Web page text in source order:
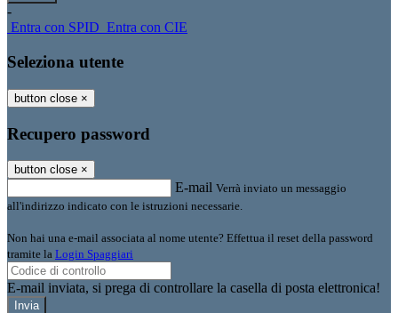
-
Entra con SPID Entra con CIE
Seleziona utente
button close ×
Recupero password
button close ×
E-mail Verrà inviato un messaggio
all'indirizzo indicato con le istruzioni necessarie.
Non hai una e-mail associata al nome utente? Effettua il reset della password
tramite la Login Spaggiari
E-mail inviata, si prega di controllare la casella di posta elettronica!